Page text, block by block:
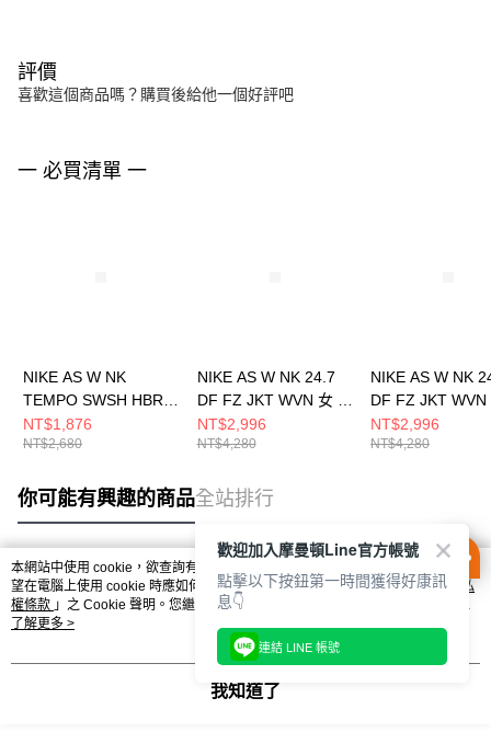
評價
喜歡這個商品嗎？購買後給他一個好評吧
一 必買清單 一
NIKE AS W NK
TEMPO SWSH HBR
DF JKT 女 休閒外套
HV2648010
NT$1,876
NT$2,680
NIKE AS W NK 24.7
DF FZ JKT WVN 女 休
閒外套 HJ0964010
NT$2,996
NT$4,280
NIKE AS W NK
DF FZ JKT WVN
閒外套
NT$2,996
NT$4,280
你可能有興趣的商品全站排行
熱門標籤
本網站中使用 cookie，欲查詢有關本網站使用 cookie 方式之詳情，及若您不希
望在電腦上使用 cookie 時應如何變更電腦的 cookie 設定，請參閱本網站「
隱私
權條款 」之 Cookie 聲明。您繼續使用本網站即表示您同意本公司得按本網站使
用條款之 Cookie 聲明使用 cookie。
了解更多 >
我知道了
歡迎加入摩曼頓Line官方帳號
點擊以下按鈕第一時間獲得好康訊
息👇
連結 LINE 帳號